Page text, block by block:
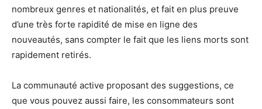
nombreux genres et nationalités, et fait en plus preuve
d’une très forte rapidité de mise en ligne des
nouveautés, sans compter le fait que les liens morts sont
rapidement retirés.
La communauté active proposant des suggestions, ce
que vous pouvez aussi faire, les consommateurs sont